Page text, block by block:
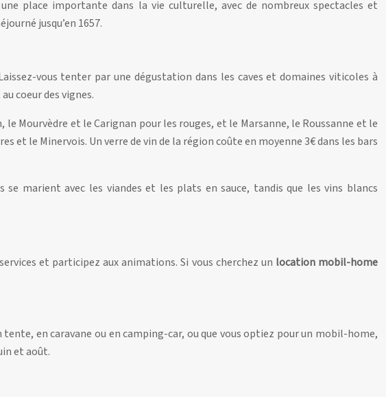
place importante dans la vie culturelle, avec de nombreux spectacles et
jusqu’en 1657.
vous tenter par une dégustation dans les caves et domaines viticoles à
coeur des vignes.
Mourvèdre et le Carignan pour les rouges, et le Marsanne, le Roussanne et le
le Minervois. Un verre de vin de la région coûte en moyenne 3€ dans les bars
marient avec les viandes et les plats en sauce, tandis que les vins blancs
et participez aux animations. Si vous cherchez un location mobil-home
en caravane ou en camping-car, ou que vous optiez pour un mobil-home,
et août.